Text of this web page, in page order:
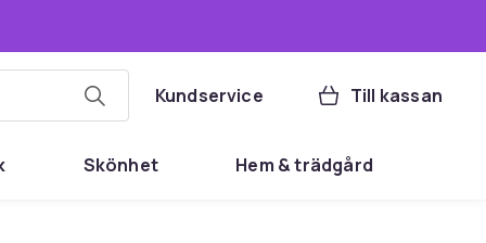
Kundservice Till kassan
Skönhet Hem & trädgård